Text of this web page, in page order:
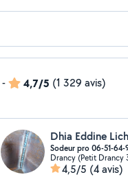
- 4,7/5 (1 329 avis)
Dhia Eddine
Sodeur pro 06-51-64-
Drancy (Petit Drancy
4,5/5 (4 avis)